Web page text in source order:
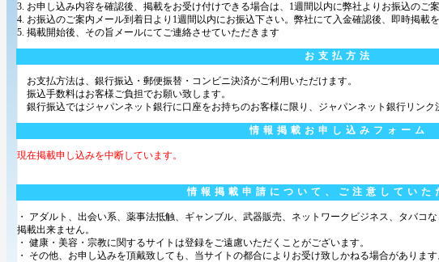
3. お申し込み内容を確認後、掲載をお受け付けできる場合は、1週間以内に弊社よりお振込のご
4. お振込のご案内メール到着日より1週間以内にお振込下さい。弊社にて入金確認後、即時掲載を
5. 掲載開始後、その旨メールにてご連絡させていただきます
お支払方法
お支払方法は、銀行振込・郵便振替・コンビニ決済がご利用いただけます。
振込手数料はお客様ご負担でお願い致します。
銀行振込ではジャパンネット銀行に口座をお持ちのお客様に限り、ジャパンネット銀行リンク
情報掲載お申し込みフォーム
現在掲載申し込みを中断しています。
情報掲載申請について、ご注意していた
・ アダルト、出会い系、薬事法抵触、ギャンブル、武器販売、ネットワークビジネス、タバコ
掲載出来ません。
・ 健康・美容・宗教に関するサイトは登録をご遠慮いただくことがございます。
・ その他、お申し込みを頂戴致しても、当サイトの都合によりお受け致しかねる場合があります